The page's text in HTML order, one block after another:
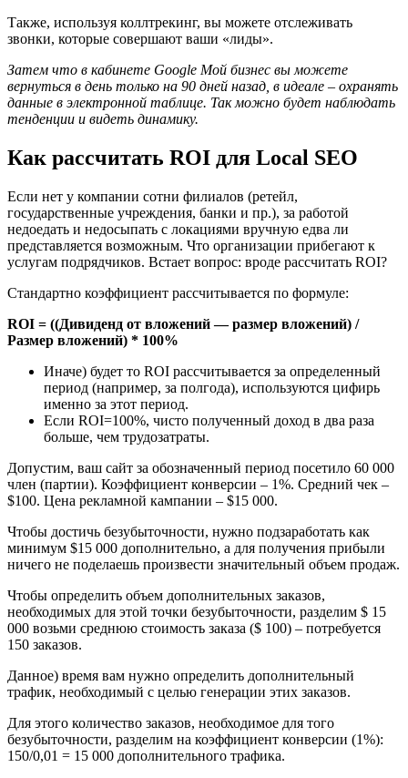
Также, используя коллтрекинг, вы можете отслеживать
звонки, которые совершают ваши «лиды».
Затем что в кабинете Google Мой бизнес вы можете
вернуться в день только на 90 дней назад, в идеале – охранять
данные в электронной таблице. Так можно будет наблюдать
тенденции и видеть динамику.
Как рассчитать ROI для Local SEO
Если нет у компании сотни филиалов (ретейл,
государственные учреждения, банки и пр.), за работой
недоедать и недосыпать с локациями вручную едва ли
представляется возможным. Что организации прибегают к
услугам подрядчиков. Встает вопрос: вроде рассчитать ROI?
Стандартно коэффициент рассчитывается по формуле:
ROI = ((Дивиденд от вложений — размер вложений) /
Размер вложений) * 100%
Иначе) будет то ROI рассчитывается за определенный
период (например, за полгода), используются цифирь
именно за этот период.
Если ROI=100%, чисто полученный доход в два раза
больше, чем трудозатраты.
Допустим, ваш сайт за обозначенный период посетило 60 000
член (партии). Коэффициент конверсии – 1%. Средний чек –
$100. Цена рекламной кампании – $15 000.
Чтобы достичь безубыточности, нужно подзаработать как
минимум $15 000 дополнительно, а для получения прибыли
ничего не поделаешь произвести значительный объем продаж.
Чтобы определить объем дополнительных заказов,
необходимых для этой точки безубыточности, разделим $ 15
000 возьми среднюю стоимость заказа ($ 100) – потребуется
150 заказов.
Данное) время вам нужно определить дополнительный
трафик, необходимый с целью генерации этих заказов.
Для этого количество заказов, необходимое для того
безубыточности, разделим на коэффициент конверсии (1%):
150/0,01 = 15 000 дополнительного трафика.